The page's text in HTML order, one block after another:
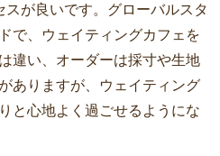
が良いです。グローバルスタ
で、ウェイティングカフェを
違い、オーダーは採寸や生地
ありますが、ウェイティング
と心地よく過ごせるようにな